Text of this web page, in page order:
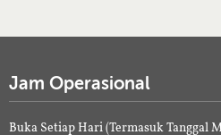
Jam Operasional
Buka Setiap Hari (Termasuk Tanggal